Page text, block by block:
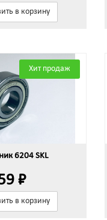
в корзину
Хит продаж
6204 SKL
₽
в корзину